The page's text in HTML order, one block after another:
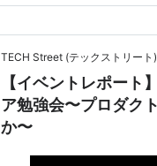
TECH Street (テックストリート)
【イベントレポート
ア勉強会〜プロダク
か〜